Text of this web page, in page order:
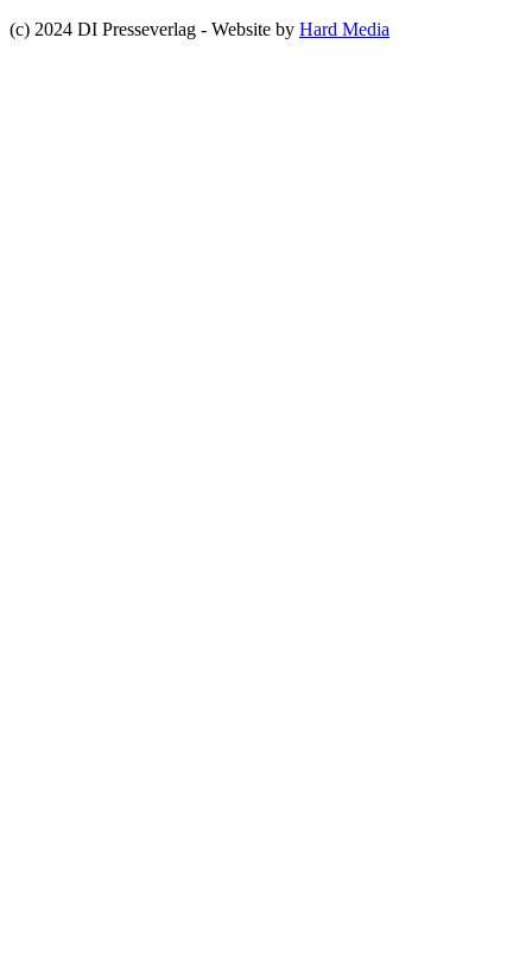
(c) 2024 DI Presseverlag - Website by Hard Media